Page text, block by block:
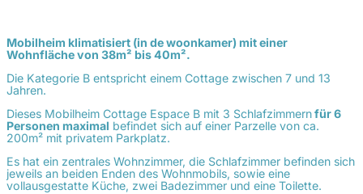
Mobilheim klimatisiert (in de woonkamer) mit einer
Wohnfläche von 38m² bis 40m².
Die Kategorie B entspricht einem Cottage zwischen 7 und 13
Jahren.
Dieses Mobilheim Cottage Espace B mit 3 Schlafzimmernfür 6
Personen maximal befindet sich auf einer Parzelle von ca.
200m² mit privatem Parkplatz.
Es hat ein zentrales Wohnzimmer, die Schlafzimmer befinden sich
jeweils an beiden Enden des Wohnmobils, sowie eine
vollausgestatte Küche, zwei Badezimmer und eine Toilette.